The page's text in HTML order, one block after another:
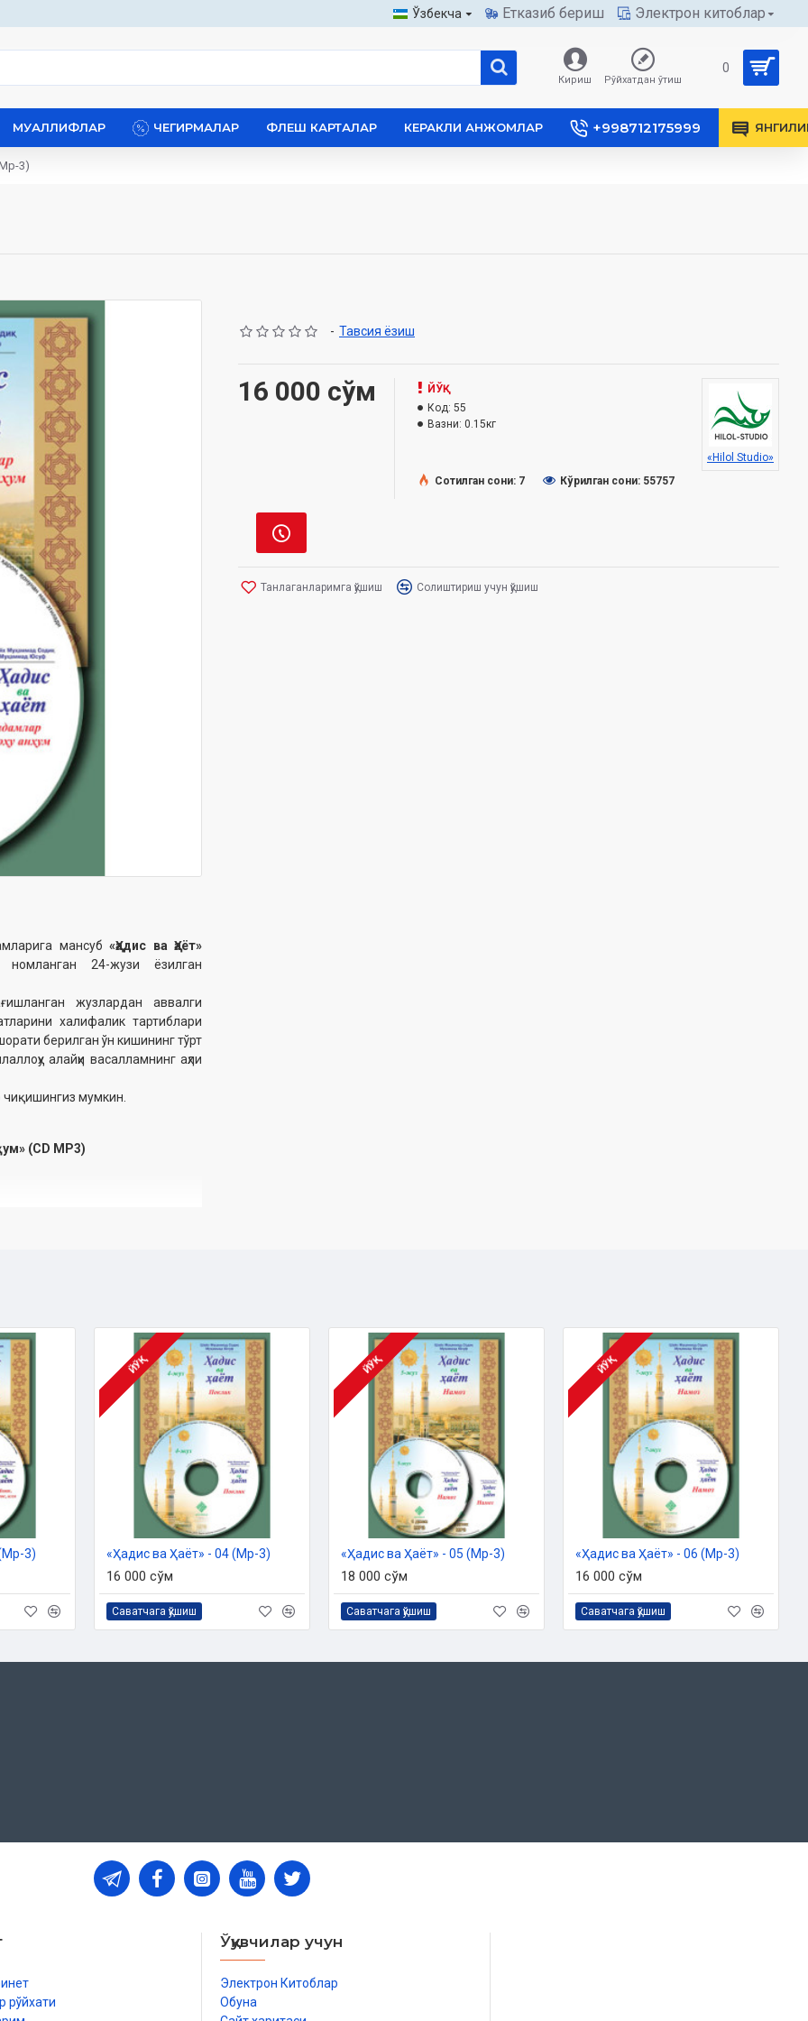
Ўзбекча Етказиб бериш Электрон китоблар
Кириш Рўйхатдан ўтиш
0
МУАЛЛИФЛАР ЧЕГИРМАЛАР ФЛЕШ КАРТАЛАР КЕРАКЛИ АНЖОМЛАР +998712175999
3)
мансуб«Ҳадис ва Ҳаёт»
24-жузи ёзилган
жузлардан аввалги
халифалик тартиблари
берилган ўн кишининг тўрт
алайҳи васалламнинг аҳли
чиқишингиз мумкин.
(CD МР3)
фазли
- Тавсия ёзиш
16 000 сўм
ЙЎҚ
Код: 55
Вазни: 0.15кг
«Hilol Studio»
Сотилган сони: 7
Кўрилган сони: 55757
Танлаганларимга қўшиш Солиштириш учун қўшиш
3)
ЙЎҚ
«Ҳадис ва Ҳаёт» - 04 (Мp-3)
16 000 сўм
Саватчага қўшиш
ЙЎҚ
«Ҳадис ва Ҳаёт» - 05 (Мp-3)
18 000 сўм
Саватчага қўшиш
ЙЎҚ
«Ҳадис ва Ҳаёт» - 06 (Мp-3)
16 000 сўм
Саватчага қўшиш
рўйхати
Ўқувчилар учун
Электрон Китоблар
Обуна